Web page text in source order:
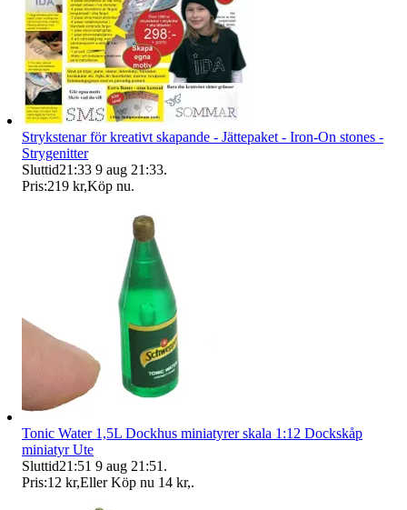
Strykstenar för kreativt skapande - Jättepaket - Iron-On stones -
Strygenitter
Sluttid21:33 9 aug 21:33.
Pris:219 kr,Köp nu.
Tonic Water 1,5L Dockhus miniatyrer skala 1:12 Dockskåp
miniatyr Ute
Sluttid21:51 9 aug 21:51 .
Pris:12 kr,Eller Köp nu 14 kr,.